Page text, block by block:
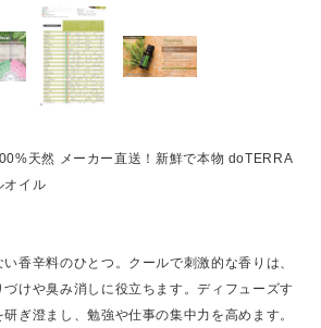
天然 メーカー直送！新鮮で本物 doTERRA
オイル
香辛料のひとつ。クールで刺激的な香りは、
けや臭み消しに役立ちます。ディフューズす
ぎ澄まし、勉強や仕事の集中力を高めます。